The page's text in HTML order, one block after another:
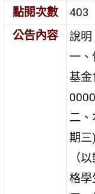
點閱次數
403
公告內容
說明
一、
基
二
期
（
格學